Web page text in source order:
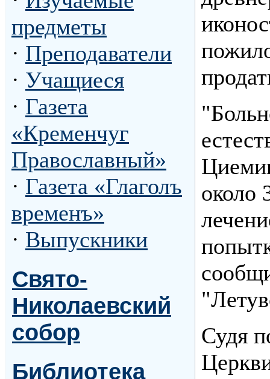
предметы
· Преподаватели
· Учащиеся
· Газета
«Кременчуг
Православный»
· Газета «Глаголъ
временъ»
· Выпускники
Свято-
Николаевский
собор
Библиотека
около
Судя